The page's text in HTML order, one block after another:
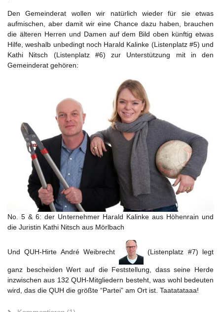
Den Gemeinderat wollen wir natürlich wieder für sie etwas
aufmischen, aber damit wir eine Chance dazu haben, brauchen
die älteren Herren und Damen auf dem Bild oben künftig etwas
Hilfe, weshalb unbedingt noch Harald Kalinke (Listenplatz #5) und
Kathi Nitsch (Listenplatz #6) zur Unterstützung mit in den
Gemeinderat gehören:
No. 5 & 6: der Unternehmer Harald Kalinke aus Höhenrain und
die Juristin Kathi Nitsch aus Mörlbach
Und QUH-Hirte André Weibrecht (Listenplatz #7) legt
ganz bescheiden Wert auf die Feststellung, dass seine Herde
inzwischen aus 132 QUH-Mitgliedern besteht, was wohl bedeuten
wird, das die QUH die größte “Partei” am Ort ist. Taatatataaa!